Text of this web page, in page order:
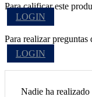
Para calificar este
LOGIN
Para realizar
LOGIN
Nadie ha